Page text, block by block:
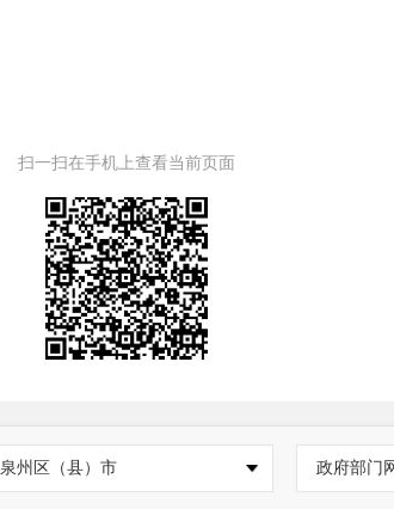
扫一扫在手机上查看当前页面
泉州区（县）市 政府部门